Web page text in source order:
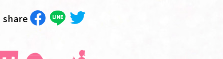
share